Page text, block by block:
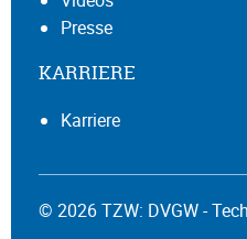
Presse
KARRIERE
Karriere
© 2026 TZW: DVGW -